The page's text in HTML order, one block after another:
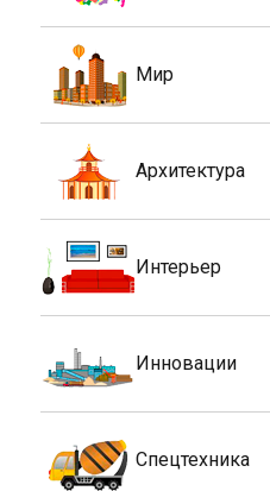
Мир
Архитектура
Интерьер
Инновации
Спецтехника